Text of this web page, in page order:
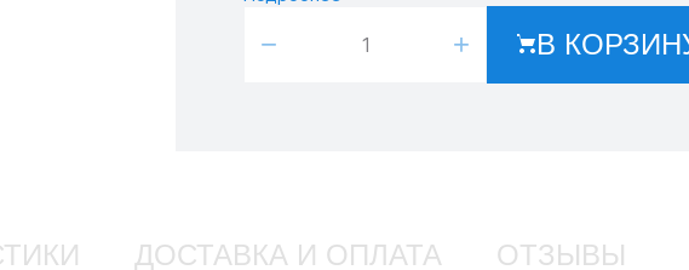
− + В
ДОСТАВКА И ОПЛАТА ОТЗЫВЫ